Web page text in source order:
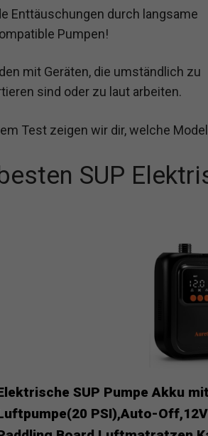
Enttäuschungen durch langsame
Pumpen!
mit Geräten, die umständlich zu
sind oder zu laut arbeiten.
Test zeigen wir dir, welche
SUP
SUP Pumpe Akku
PSI),Auto-